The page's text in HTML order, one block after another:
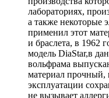
лабораториях,
а также некоторые
применил этот
и браслета, в 1962
модель DiaStar,в
вольфрама
материал прочный,
эксплуатации
не вызывает